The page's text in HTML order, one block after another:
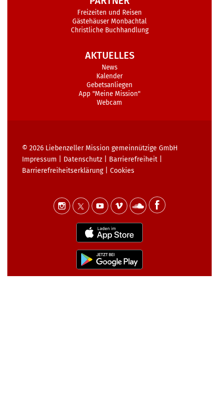
Freizeiten und Reisen
Gästehäuser Monbachtal
Christliche Buchhandlung
AKTUELLES
News
Kalender
Gebetsanliegen
App "Meine Mission"
Webcam
© 2026 Liebenzeller Mission gemeinnützige GmbH
Impressum
Datenschutz Barrierefreiheit
Barrierefreiheits­erklärung| Cookies